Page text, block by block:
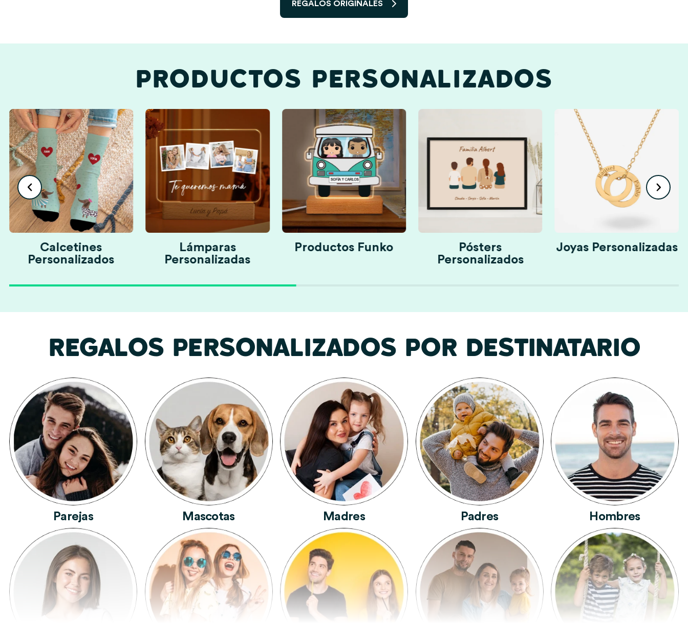
REGALOS ORIGINALES
PRODUCTOS PERSONALIZADOS
Calcetines
Personalizados
Lámparas
Personalizadas
Productos Funko
Pósters
Personalizados
Joyas Personalizadas
REGALOS PERSONALIZADOS POR DESTINATARIO
Parejas Mascotas Madres Padres Hombres